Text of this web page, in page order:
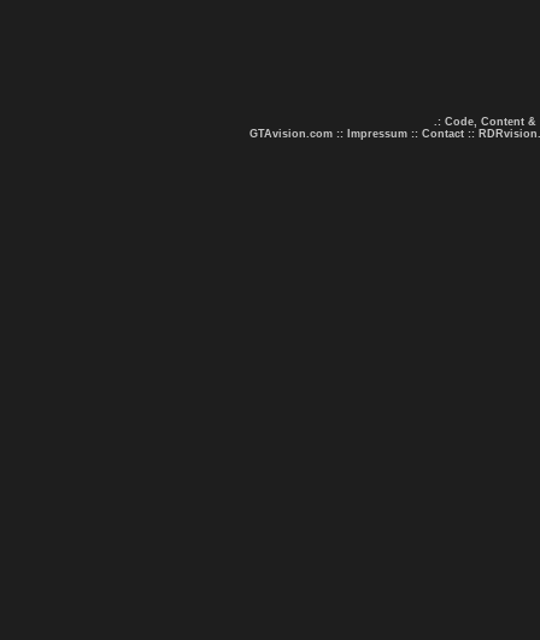
.: Code, Content &
GTAvision.com :: Impressum :: Contact ::